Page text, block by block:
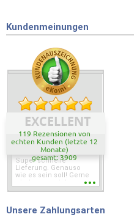
Kundenmeinungen
EXCELLENT
119 Rezensionen von
echten Kunden (letzte 12
Monate)
gesamt: 3909
Super schnelle
Lieferung. Genauso
wie es sein soll! Gerne
wieder wenn ich was
Unsere Zahlungsarten